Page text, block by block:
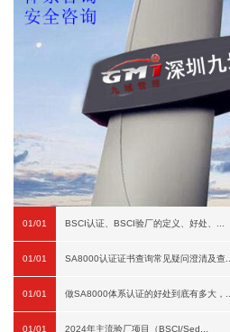
01/01 BSCI认证、BSCI验厂的定义、好处、...
01/01 SA8000认证证书查询常见疑问澄清及查...
01/01 做SA8000体系认证的好处到底有多大，...
01/01 2024年主流验厂项目（BSCI/Sed...